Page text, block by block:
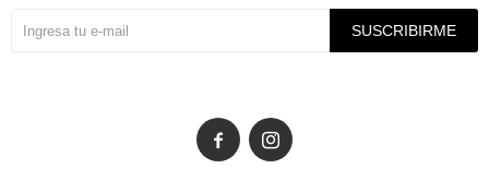
SUSCRIBIRME
 